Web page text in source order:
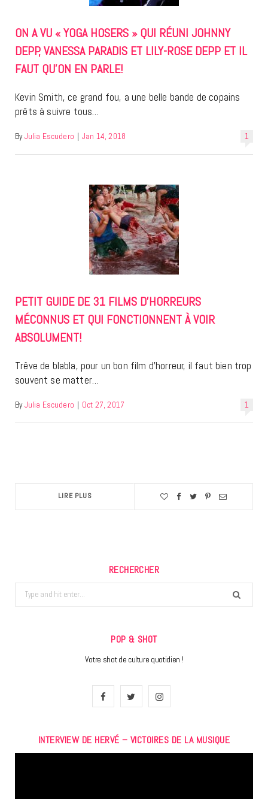
ON A VU « YOGA HOSERS » QUI RÉUNI JOHNNY
DEPP, VANESSA PARADIS ET LILY-ROSE DEPP ET IL
FAUT QU’ON EN PARLE!
Kevin Smith, ce grand fou, a une belle bande de copains
prêts à suivre tous…
1
By Julia Escudero | Jan 14, 2018
PETIT GUIDE DE 31 FILMS D’HORREURS
MÉCONNUS ET QUI FONCTIONNENT À VOIR
ABSOLUMENT!
Trêve de blabla, pour un bon film d’horreur, il faut bien trop
souvent se matter…
1
By Julia Escudero | Oct 27, 2017
LIRE PLUS
RECHERCHER
Search
for:
POP & SHOT
Votre shot de culture quotidien !
F
c
i
I
s
INTERVIEW DE HERVÉ – VICTOIRES DE LA MUSIQUE